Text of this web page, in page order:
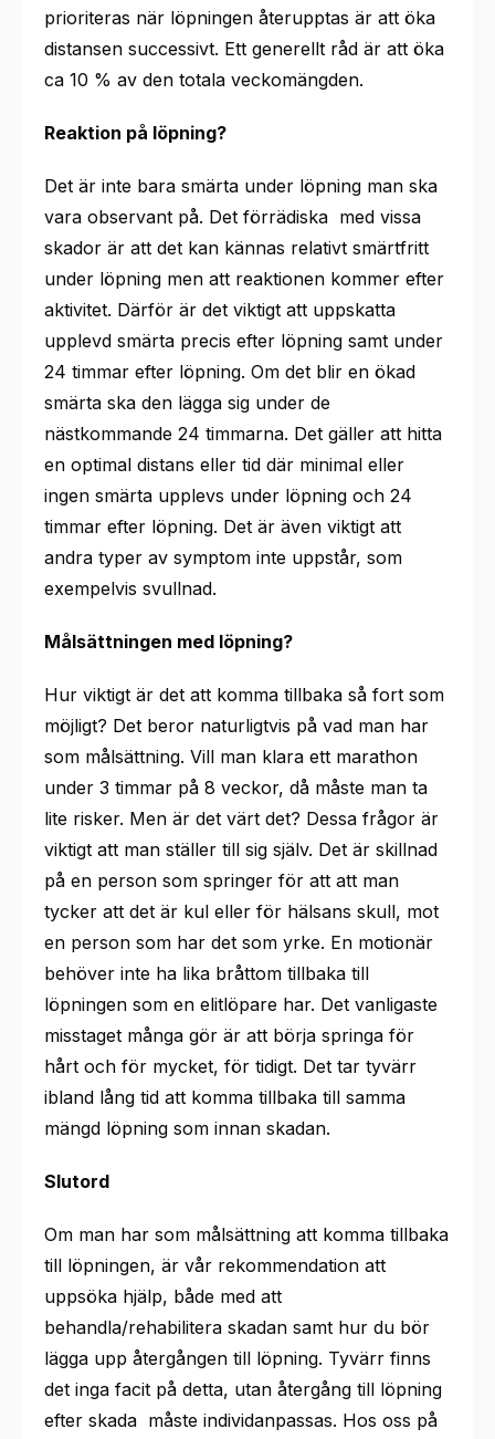
prioriteras när löpningen återupptas är att öka
distansen successivt. Ett generellt råd är att öka
ca 10 % av den totala veckomängden.
Reaktion på löpning?
Det är inte bara smärta under löpning man ska
vara observant på. Det förrädiska med vissa
skador är att det kan kännas relativt smärtfritt
under löpning men att reaktionen kommer efter
aktivitet. Därför är det viktigt att uppskatta
upplevd smärta precis efter löpning samt under
24 timmar efter löpning. Om det blir en ökad
smärta ska den lägga sig under de
nästkommande 24 timmarna. Det gäller att hitta
en optimal distans eller tid där minimal eller
ingen smärta upplevs under löpning och 24
timmar efter löpning. Det är även viktigt att
andra typer av symptom inte uppstår, som
exempelvis svullnad.
Målsättningen med löpning?
Hur viktigt är det att komma tillbaka så fort som
möjligt? Det beror naturligtvis på vad man har
som målsättning. Vill man klara ett marathon
under 3 timmar på 8 veckor, då måste man ta
lite risker. Men är det värt det? Dessa frågor är
viktigt att man ställer till sig själv. Det är skillnad
på en person som springer för att att man
tycker att det är kul eller för hälsans skull, mot
en person som har det som yrke. En motionär
behöver inte ha lika bråttom tillbaka till
löpningen som en elitlöpare har. Det vanligaste
misstaget många gör är att börja springa för
hårt och för mycket, för tidigt. Det tar tyvärr
ibland lång tid att komma tillbaka till samma
mängd löpning som innan skadan.
Slutord
Om man har som målsättning att komma tillbaka
till löpningen, är vår rekommendation att
uppsöka hjälp, både med att
behandla/rehabilitera skadan samt hur du bör
lägga upp återgången till löpning. Tyvärr finns
det inga facit på detta, utan återgång till löpning
efter skada måste individanpassas. Hos oss på